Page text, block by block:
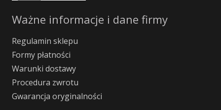
Ważne informacje i dane firmy
Regulamin sklepu
Formy płatności
Warunki dostawy
Procedura zwrotu
Gwarancja oryginalności